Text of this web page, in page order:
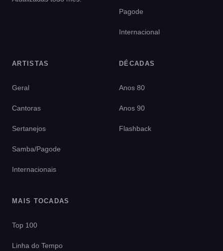
Pagode
Internacional
ARTISTAS
Geral
Cantoras
Sertanejos
Samba/Pagode
Internacionais
DÉCADAS
Anos 80
Anos 90
Flashback
MAIS TOCADAS
Top 100
Linha do Tempo